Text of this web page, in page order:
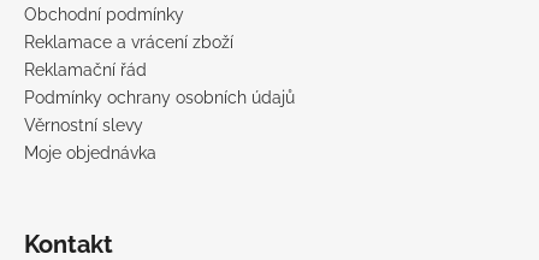
Obchodní podmínky
Reklamace a vrácení zboží
Reklamační řád
Podmínky ochrany osobních údajů
Věrnostní slevy
Moje objednávka
Kontakt